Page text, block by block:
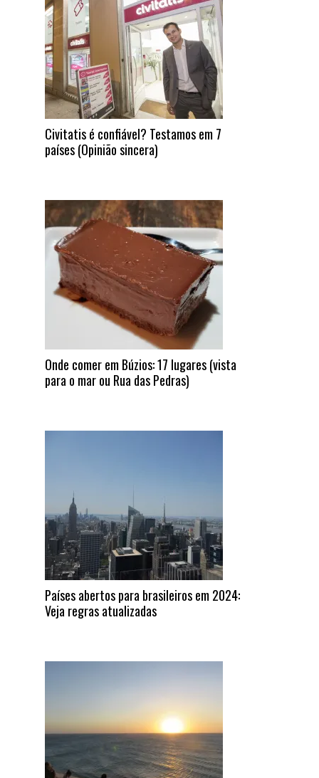
Civitatis é confiável? Testamos em 7
países (Opinião sincera)
Onde comer em Búzios: 17 lugares (vista
para o mar ou Rua das Pedras)
Países abertos para brasileiros em 2024:
Veja regras atualizadas